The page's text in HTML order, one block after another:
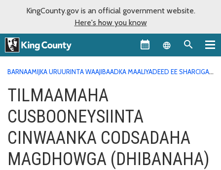
KingCounty.gov is an official government website.
Here's how you know
Language
BARNAAMIJKA URUURINTA WAAJIBAADKA MAALIYADEED EE SHARCIGA
MAGDHOWGA (DHIBANAHA)
TILMAAMAHA
CUSBOONEYSIINTA
CINWAANKA CODSADAHA
MAGDHOWGA (DHIBANAHA)